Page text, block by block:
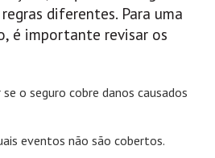
diferentes. Para uma
é importante revisar os
se o seguro cobre danos causados
eventos não são cobertos.